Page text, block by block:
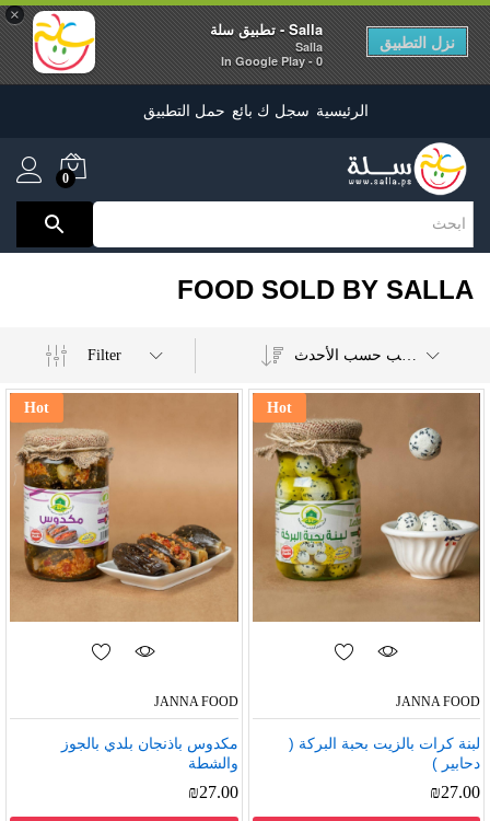
×
Salla - تطبيق سلة
Salla
0 - In Google Play
نزل التطبيق
الرئيسية سجل ك بائع حمل التطبيق
0
FOOD SOLD BY SALLA
Filter ترتيب حسب الأحدث
Hot
JANNA FOOD
لبنة كرات بالزيت بحبة البركة (
دحابير )
₪27.00
Hot
JANNA FOOD
مكدوس باذنجان بلدي بالجوز
والشطة
₪27.00